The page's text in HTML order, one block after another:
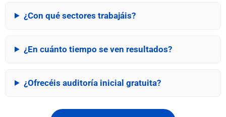
¿Con qué sectores trabajáis?
¿En cuánto tiempo se ven resultados?
¿Ofrecéis auditoría inicial gratuita?